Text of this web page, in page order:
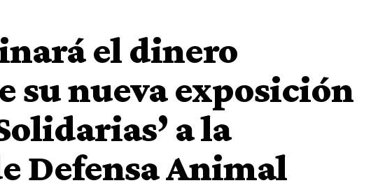
el dinero
su nueva exposición
a la
Defensa Animal